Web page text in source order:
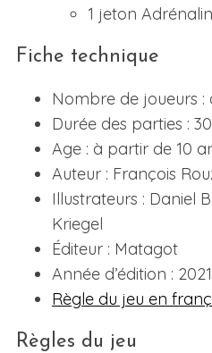
1 jeton
Fiche technique
Nombre de joueurs :
Durée des parties :
Age : à partir de 10
Auteur : François
Illustrateurs : Daniel
Kriegel
Éditeur : Matagot
Année d’édition : 2021
Règle du jeu en
Règles du jeu